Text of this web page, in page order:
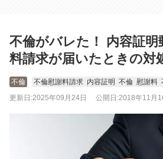
不倫がバレた！ 内容証明
料請求が届いたときの対
不倫 不倫慰謝料請求 内容証明 不倫 慰謝料
更新日:2025年09月24日 公開日:2018年11月